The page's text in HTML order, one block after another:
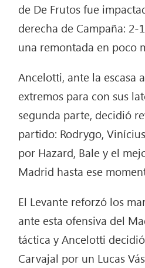
de De Frutos fue
derecha de Campaña: 2-
una remontada en poco
Ancelotti, ante la escasa
extremos para con sus
segunda parte, decidió
partido: Rodrygo,
por Hazard, Bale y el
Madrid hasta ese
El Levante reforzó los
ante esta ofensiva del
táctica y Ancelotti
Carvajal por un Lucas